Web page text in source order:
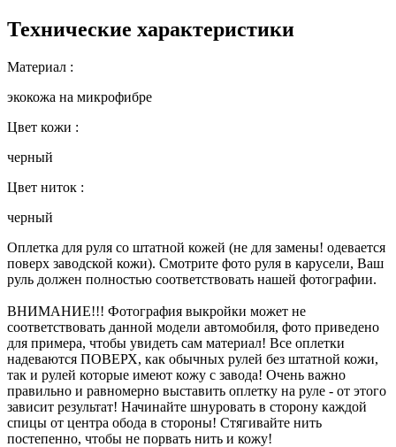
Технические характеристики
Материал :
экокожа на микрофибре
Цвет кожи :
черный
Цвет ниток :
черный
Оплетка для руля со штатной кожей (не для замены! одевается
поверх заводской кожи). Смотрите фото руля в карусели, Ваш
руль должен полностью соответствовать нашей фотографии.
ВНИМАНИЕ!!! Фотография выкройки может не
соответствовать данной модели автомобиля, фото приведено
для примера, чтобы увидеть сам материал! Все оплетки
надеваются ПОВЕРХ, как обычных рулей без штатной кожи,
так и рулей которые имеют кожу с завода! Очень важно
правильно и равномерно выставить оплетку на руле - от этого
зависит результат! Начинайте шнуровать в сторону каждой
спицы от центра обода в стороны! Стягивайте нить
постепенно, чтобы не порвать нить и кожу!